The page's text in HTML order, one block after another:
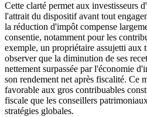
Cette clarté permet aux investisseurs
l'attrait du dispositif avant tout
la réduction d'impôt compense
consentie, notamment pour les
exemple, un propriétaire assujetti aux
observer que la diminution de ses
nettement surpassée par l'économie
son rendement net après fiscalité. Ce
favorable aux gros contribuables
fiscale que les conseillers
stratégies globales.